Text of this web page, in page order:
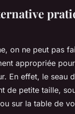
on ne peut pas
appropriée
En effet, le seau
de petite taille,
sur la table de